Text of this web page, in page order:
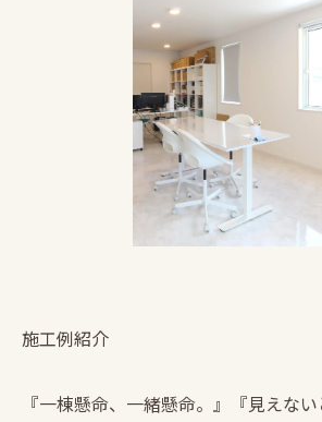
施工例紹介
『一棟懸命、一緒懸命。』『見えな